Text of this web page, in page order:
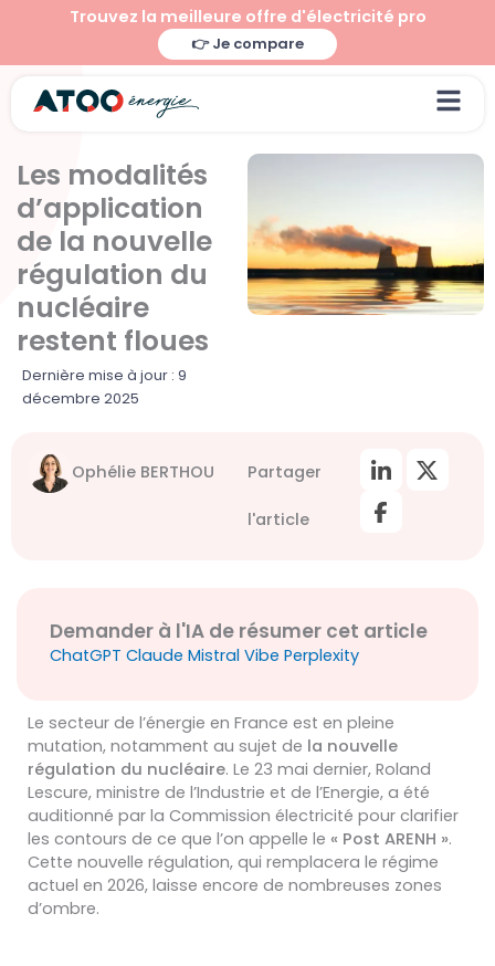
Trouvez la meilleure offre d'électricité pro
👉 Je compare
Les modalités
d’application
de la nouvelle
régulation du
nucléaire
restent floues
Dernière mise à jour : 9
décembre 2025
Ophélie BERTHOU Partager
l'article
Demander à l'IA de résumer cet article
ChatGPT Claude Mistral Vibe Perplexity
Le secteur de l’énergie en France est en pleine
mutation, notamment au sujet de la nouvelle
régulation du nucléaire. Le 23 mai dernier, Roland
Lescure, ministre de l’Industrie et de l’Energie, a été
auditionné par la Commission électricité pour clarifier
les contours de ce que l’on appelle le « Post ARENH ».
Cette nouvelle régulation, qui remplacera le régime
actuel en 2026, laisse encore de nombreuses zones
d’ombre.